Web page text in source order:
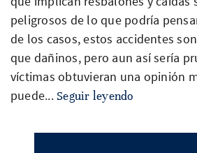
peligrosos de lo que podría
de los casos, estos accidentes
que dañinos, pero aun así sería
víctimas obtuvieran una opinión
puede... Seguir leyendo